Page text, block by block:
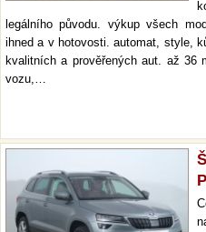
legálního původu. výkup všech
ihned a v hotovosti. automat, style,
kvalitních a prověřených aut. až 36
vozu,…